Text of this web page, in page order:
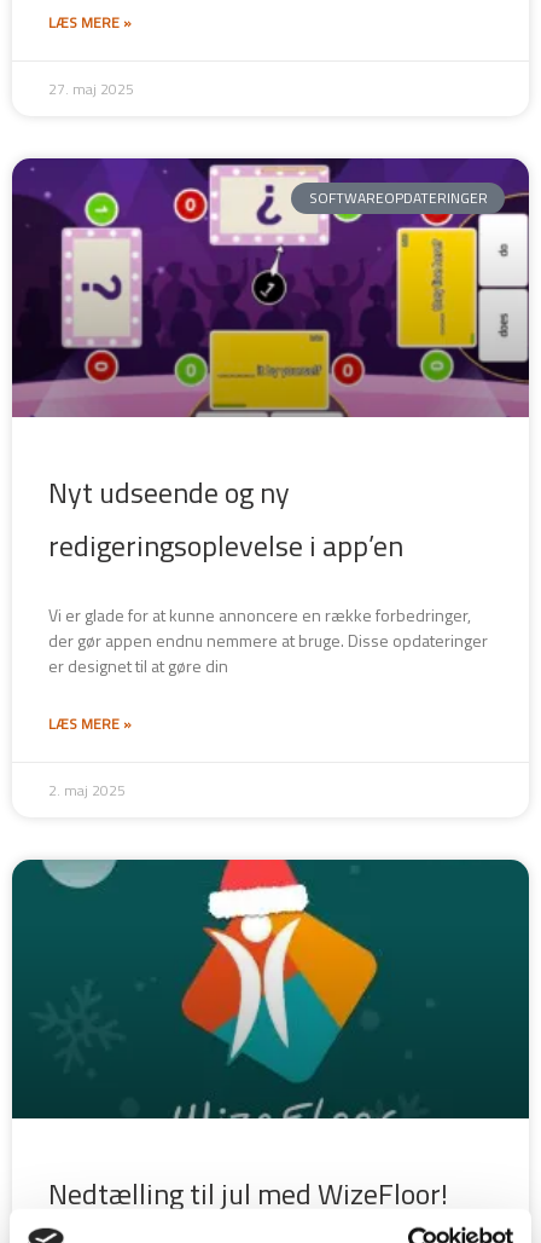
LÆS MERE »
27. maj 2025
SOFTWAREOPDATERINGER
Nyt udseende og ny
redigeringsoplevelse i app’en
Vi er glade for at kunne annoncere en række forbedringer,
der gør appen endnu nemmere at bruge. Disse opdateringer
er designet til at gøre din
LÆS MERE »
2. maj 2025
Nedtælling til jul med WizeFloor!